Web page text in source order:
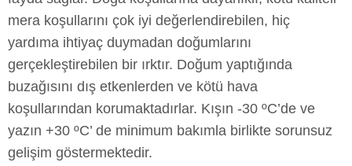
mera koşullarını çok iyi değerlendirebilen, hiç
yardıma ihtiyaç duymadan doğumlarını
gerçekleştirebilen bir ırktır. Doğum yaptığında
buzağısını dış etkenlerden ve kötü hava
koşullarından korumaktadırlar. Kışın -30 ºC’de ve
yazın +30 ºC’ de minimum bakımla birlikte sorunsuz
gelişim göstermektedir.